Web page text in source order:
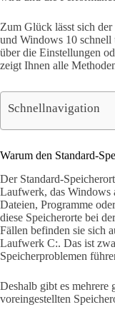
Zum Glück lässt sich
und Windows 10 schnell
über die Einstellungen
zeigt Ihnen alle
Schnellnavigation
Warum den Standard-
Der Standard-
Laufwerk, das Windows
Dateien, Programme
diese Speicherorte bei
Fällen befinden sie sich
Laufwerk C:. Das ist
Speicherproblemen
Deshalb gibt es mehrere
voreingestellten